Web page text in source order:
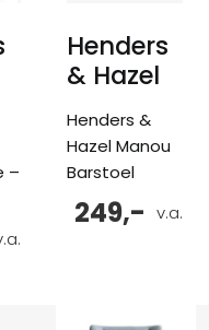
–
Henders
& Hazel
Henders &
Hazel Manou
Barstoel
v.a.
249,-